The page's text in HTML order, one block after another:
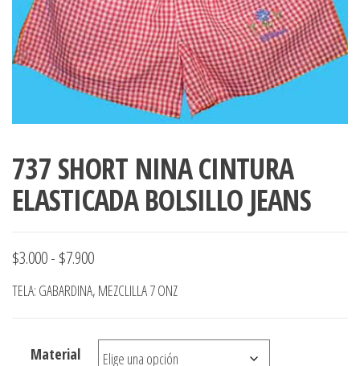
accumark ,
pdf , Moldes
Gerber ,
ropa,
Graduaciones,
Ploteo y
Digitalización
accumark,
Moldes en
Accumark
Santiago-
Chile.
737 SHORT NINA CINTURA
ELASTICADA BOLSILLO JEANS
$3.000- $7.900Rango
de
desde
TELA: GABARDINA, MEZCLILLA 7 ONZ
Material